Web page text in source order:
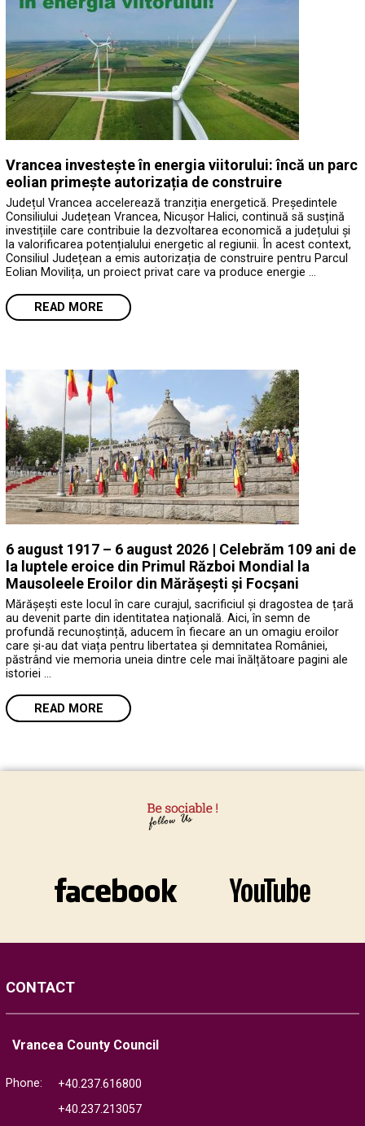
Vrancea investește în energia viitorului: încă un parc
eolian primește autorizația de construire
Județul Vrancea accelerează tranziția energetică. Președintele
Consiliului Județean Vrancea, Nicușor Halici, continuă să susțină
investițiile care contribuie la dezvoltarea economică a județului și
la valorificarea potențialului energetic al regiunii. În acest context,
Consiliul Județean a emis autorizația de construire pentru Parcul
Eolian Movilița, un proiect privat care va produce energie …
READ MORE
6 august 1917 – 6 august 2026 | Celebrăm 109 ani de
la luptele eroice din Primul Război Mondial la
Mausoleele Eroilor din Mărășești și Focșani
Mărășești este locul în care curajul, sacrificiul și dragostea de țară
au devenit parte din identitatea națională. Aici, în semn de
profundă recunoștință, aducem în fiecare an un omagiu eroilor
care și-au dat viața pentru libertatea și demnitatea României,
păstrând vie memoria uneia dintre cele mai înălțătoare pagini ale
istoriei …
READ MORE
CONTACT
Vrancea County Council
Phone:
+40.237.616800
+40.237.213057